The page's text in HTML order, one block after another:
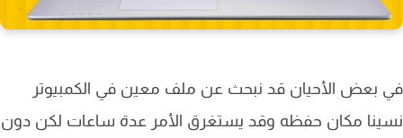
بعض الأحيان قد نبحث عن ملف معين في الكمبيوتر
مكان حفظه وقد يستغرق الأمر عدة ساعات لكن دون